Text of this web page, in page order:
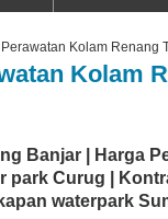
Kolam Renang
Kolam
Banjar | Harga
park Curug |
waterpark